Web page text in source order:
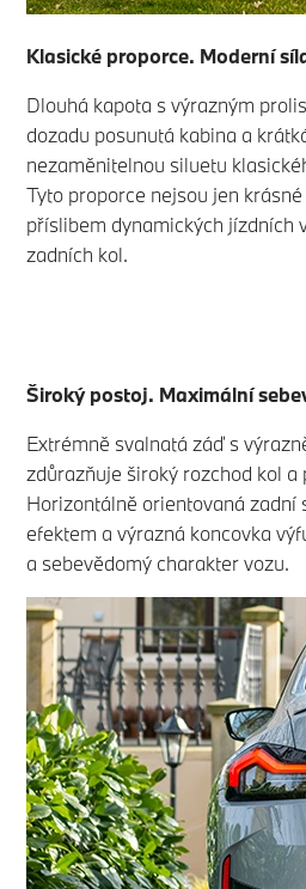
Klasické proporce. Moderní
Dlouhá kapota s výrazným
dozadu posunutá kabina a
nezaměnitelnou siluetu
Tyto proporce nejsou jen
příslibem dynamických jízdních
zadních kol.
Široký postoj. Maximální
Extrémně svalnatá záď s
zdůrazňuje široký rozchod kol a
Horizontálně orientovaná zadní
efektem a výrazná koncovka
a sebevědomý charakter vozu.